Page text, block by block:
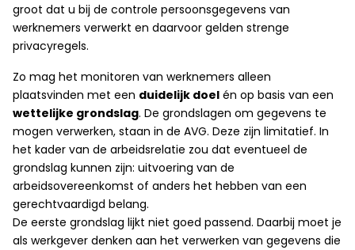
groot dat u bij de controle persoonsgegevens van
werknemers verwerkt en daarvoor gelden strenge
privacyregels.
Zo mag het monitoren van werknemers alleen
plaatsvinden met een duidelijk doel én op basis van een
wettelijke grondslag. De grondslagen om gegevens te
mogen verwerken, staan in de AVG. Deze zijn limitatief. In
het kader van de arbeidsrelatie zou dat eventueel de
grondslag kunnen zijn: uitvoering van de
arbeidsovereenkomst of anders het hebben van een
gerechtvaardigd belang.
De eerste grondslag lijkt niet goed passend. Daarbij moet je
als werkgever denken aan het verwerken van gegevens die